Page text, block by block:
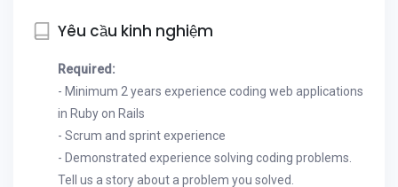
Yêu cầu kinh nghiệm
Required:
- Minimum 2 years experience coding web applications
in Ruby on Rails
- Scrum and sprint experience
- Demonstrated experience solving coding problems.
Tell us a story about a problem you solved.